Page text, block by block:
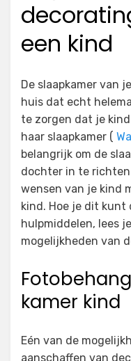
een kind
De slaapkamer van
huis dat echt
te zorgen dat je
haar slaapkamer (
belangrijk om de
dochter in te
wensen van je kind
kind. Hoe je dit
hulpmiddelen, lees
mogelijkheden van
kamer kind
Eén van de
aanschaffen van